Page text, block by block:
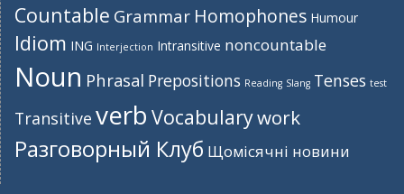
Countable Grammar Homophones Humour
Idiom ING Interjection Intransitive noncountable
Noun Phrasal Prepositions Reading Slang Tenses test
Transitive verb Vocabularywork
Разговорный Клуб Щомісячні новини